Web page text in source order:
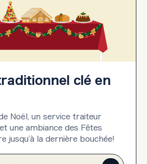
clé en
Noël, un service traiteur
une ambiance des Fêtes
jusqu’à la dernière bouchée!